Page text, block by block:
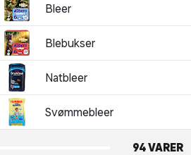
Bleer
Blebukser
Natbleer
Svømmebleer
94 VARER